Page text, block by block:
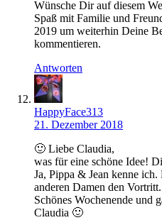
Wünsche Dir auf diesem
Spaß mit Familie und
2019 um weiterhin Deine
kommentieren.
Antworten
HappyFace313
21. Dezember 2018
🙂 Liebe Claudia,
was für eine schöne Idee!
Ja, Pippa & Jean kenne ich.
anderen Damen den Vortritt.
Schönes Wochenende und
Claudia 🙂